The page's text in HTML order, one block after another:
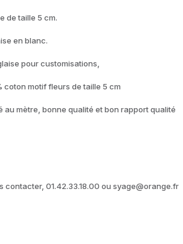
de taille 5 cm.
en blanc.
pour customisations,
coton motif fleurs de taille 5 cm
au mètre, bonne qualité et bon rapport qualité
contacter, 01.42.33.18.00 ou syage@orange.fr